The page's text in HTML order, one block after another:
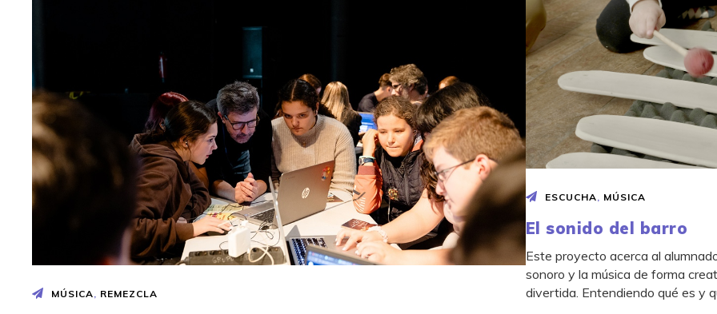
MÚSICA, REMEZCLA
ESCUCHA, MÚSICA
El sonido del barro
Este proyecto acerca al
sonoro y la música de forma
divertida. Entendiendo qué es y